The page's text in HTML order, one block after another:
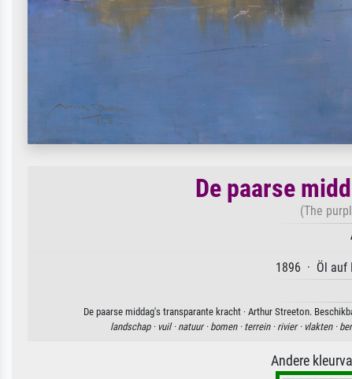
De paarse
(The
1896 · Öl auf
De paarse middag's transparante kracht · Arthur Streeton.
landschap · vuil · natuur · bomen · terrein · rivier · vlakten ·
Andere